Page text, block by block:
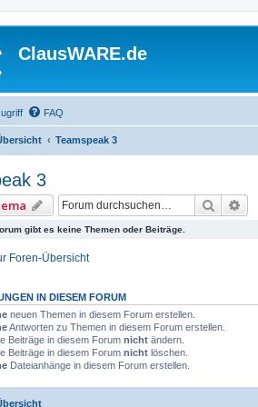
ClausWARE.de
FAQ
Teamspeak 3
3
Suche
gibt es keine Themen oder Beiträge.
Foren-Übersicht
IN DIESEM FORUM
neuen Themen in diesem Forum erstellen.
Antworten zu Themen in diesem Forum erstellen.
Beiträge in diesem Forum nicht ändern.
Beiträge in diesem Forum nicht löschen.
Dateianhänge in diesem Forum erstellen.